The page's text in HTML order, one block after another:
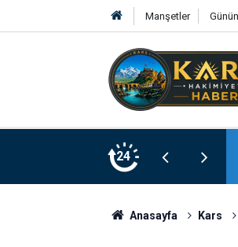
Manşetler
24
Hizmete Açıldı
Anasayfa Kars